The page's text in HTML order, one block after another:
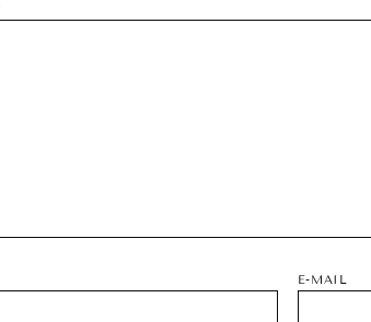
E-MAIL